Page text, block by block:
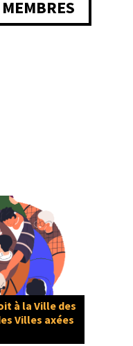
à la Ville des
Villes axées